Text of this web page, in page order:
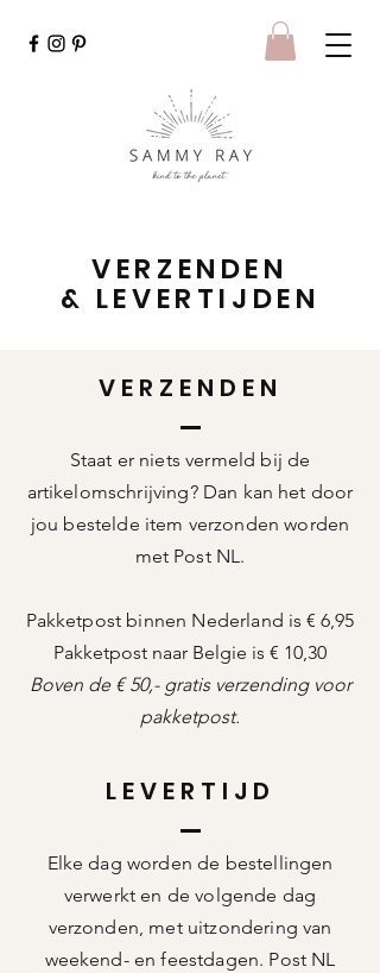
VERZENDEN
& LEVERTIJDEN
VERZENDEN
Staat er niets vermeld bij de
artikelomschrijving? Dan kan het door
jou bestelde item verzonden worden
met Post NL.
Pakketpost binnen Nederland is€ 6,95
Pakketpost naar Belgie is € 10,30
Boven de € 50,- gratis verzending voor
pakketpost.
LEVERTIJD
Elke dag worden de bestellingen
verwerkt en de volgende dag
verzonden, met uitzondering van
weekend- en feestdagen. Post NL